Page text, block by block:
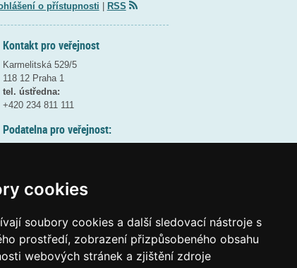
cookies
soubory cookies a další sledovací nástroje s
prostředí, zobrazení přizpůsobeného obsahu
webových stránek a zjištění zdroje
o přístupnosti RSS
Kontakt pro veřejnost
Karmelitská 529/5
118 12 Praha 1
tel. ústředna:
+420 234 811 111
Podatelna pro veřejnost:
(více informací
Elektronická podatelna:
posta@msmtgov cz